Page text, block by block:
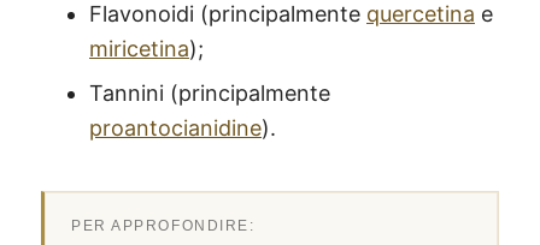
Flavonoidi (principalmente quercetina e
miricetina);
Tannini (principalmente
proantocianidine).